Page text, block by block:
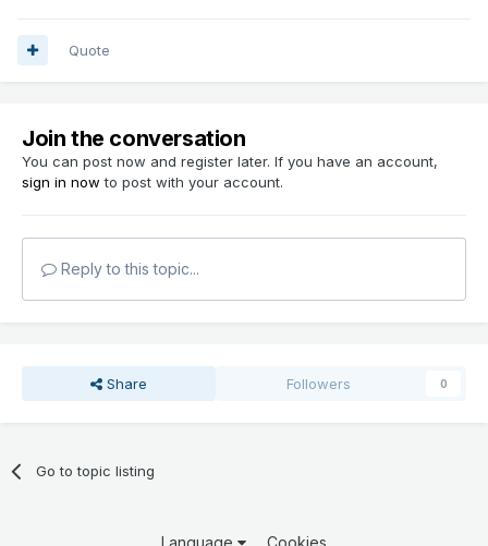
Quote
Join the conversation
You can post now and register later. If you have an account,
sign in now to post with your account.
Reply to this topic...
Share Followers 0
Go to topic listing
Language Cookies